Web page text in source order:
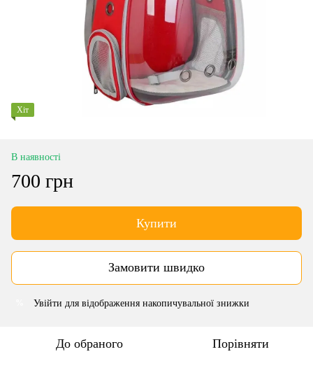
Хіт
В наявності
700 грн
Купити
Замовити швидко
Увійти для відображення накопичувальної знижки
До обраного Порівняти